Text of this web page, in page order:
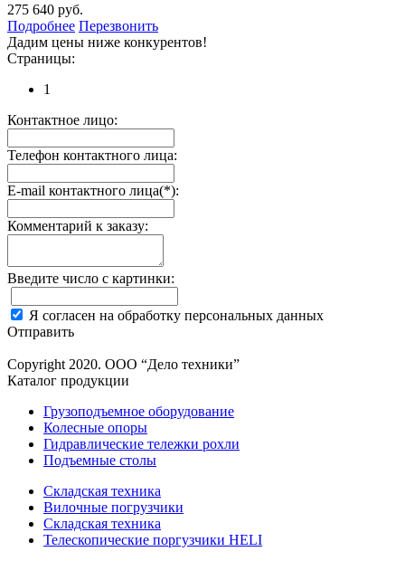
275 640 руб.
Подробнее Перезвонить
Дадим цены ниже конкурентов!
Страницы:
1
Контактное лицо:
Телефон контактного лица:
E-mail контактного лица(*):
Комментарий к заказу:
Введите число с картинки:
Я согласен на обработку персональных данных
Отправить
Copyright 2020. ООО “Дело техники”
Каталог продукции
Грузоподъемное оборудование
Колесные опоры
Гидравлические тележки рохли
Подъемные столы
Складская техника
Вилочные погрузчики
Складская техника
Телескопические поргузчики HELI